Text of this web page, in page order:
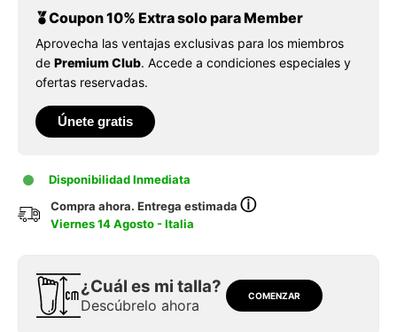
Coupon 10% Extra solo para Member
Aprovecha las ventajas exclusivas para los miembros
de Premium Club. Accede a condiciones especiales y
ofertas reservadas.
Únete gratis
Disponibilidad Inmediata
Compra ahora. Entrega estimadaⓘ
Viernes 14 Agosto - Italia
¿Cuál es mi talla?
Descúbrelo ahora
COMENZAR